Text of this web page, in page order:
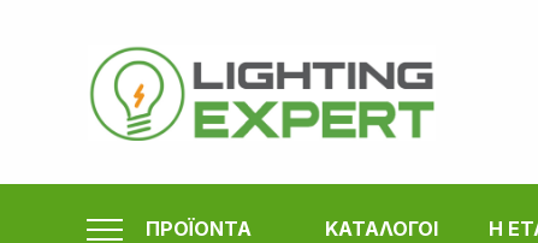
περιεχόμενο
ΠΡΟΪΟΝΤΑ ΚΑΤΑΛΟΓΟΙ Η